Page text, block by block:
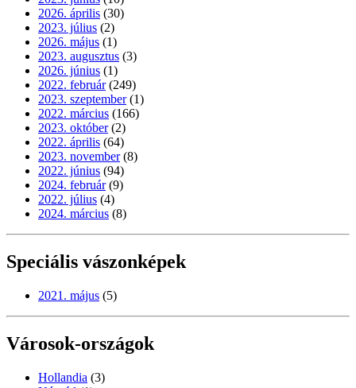
2026. április (30)
2023. július (2)
2026. május (1)
2023. augusztus (3)
2026. június (1)
2022. február (249)
2023. szeptember (1)
2022. március (166)
2023. október (2)
2022. április (64)
2023. november (8)
2022. június (94)
2024. február (9)
2022. július (4)
2024. március (8)
Speciális vászonképek
2021. május (5)
Városok-országok
Hollandia (3)